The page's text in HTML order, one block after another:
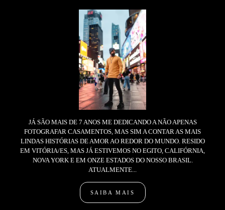
JÁ SÃO MAIS DE 7 ANOS ME DEDICANDO A NÃO APENAS
FOTOGRAFAR CASAMENTOS, MAS SIM A CONTAR AS MAIS
LINDAS HISTÓRIAS DE AMOR AO REDOR DO MUNDO. RESIDO
EM VITÓRIA/ES, MAS JÁ ESTIVEMOS NO EGITO, CALIFÓRNIA,
NOVA YORK E EM ONZE ESTADOS DO NOSSO BRASIL.
ATUALMENTE...
SAIBA MAIS